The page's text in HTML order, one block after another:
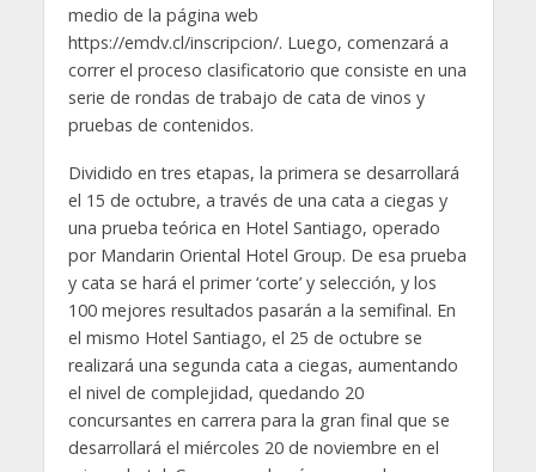
medio de la página web
https://emdv.cl/inscripcion/. Luego, comenzará a
correr el proceso clasificatorio que consiste en una
serie de rondas de trabajo de cata de vinos y
pruebas de contenidos.
Dividido en tres etapas, la primera se desarrollará
el 15 de octubre, a través de una cata a ciegas y
una prueba teórica en Hotel Santiago, operado
por Mandarin Oriental Hotel Group. De esa prueba
y cata se hará el primer ‘corte’ y selección, y los
100 mejores resultados pasarán a la semifinal. En
el mismo Hotel Santiago, el 25 de octubre se
realizará una segunda cata a ciegas, aumentando
el nivel de complejidad, quedando 20
concursantes en carrera para la gran final que se
desarrollará el miércoles 20 de noviembre en el